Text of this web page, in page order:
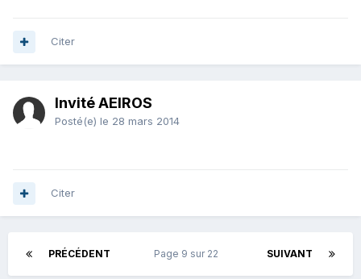
Citer
Invité AEIROS
Posté(e) le 28 mars 2014
Citer
PRÉCÉDENT SUIVANT
Page 9 sur 22